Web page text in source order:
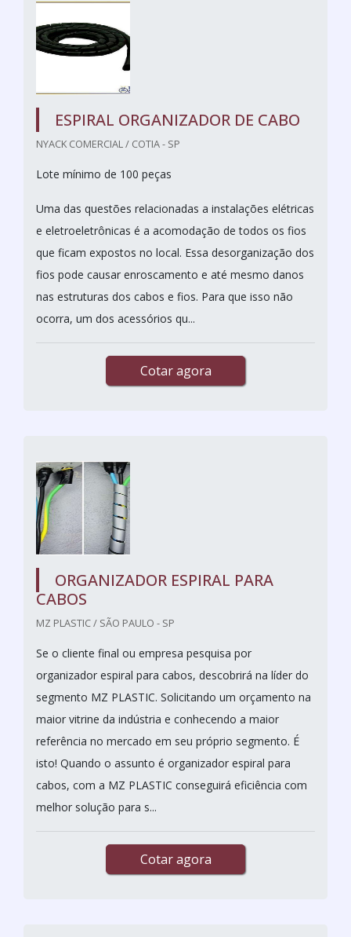
ESPIRAL ORGANIZADOR DE CABO
NYACK COMERCIAL / COTIA - SP
Lote mínimo de 100 peças
Uma das questões relacionadas a instalações elétricas
e eletroeletrônicas é a acomodação de todos os fios
que ficam expostos no local. Essa desorganização dos
fios pode causar enroscamento e até mesmo danos
nas estruturas dos cabos e fios. Para que isso não
ocorra, um dos acessórios qu...
Cotar agora
ORGANIZADOR ESPIRAL PARA
CABOS
MZ PLASTIC / SÃO PAULO - SP
Se o cliente final ou empresa pesquisa por
organizador espiral para cabos, descobrirá na líder do
segmento MZ PLASTIC. Solicitando um orçamento na
maior vitrine da indústria e conhecendo a maior
referência no mercado em seu próprio segmento. É
isto! Quando o assunto é organizador espiral para
cabos, com a MZ PLASTIC conseguirá eficiência com
melhor solução para s...
Cotar agora